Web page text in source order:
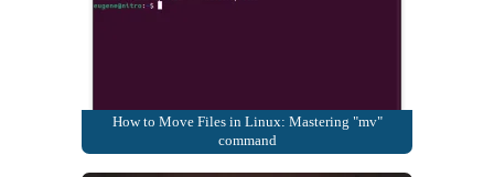
How to Move Files in Linux: Mastering "mv"
command